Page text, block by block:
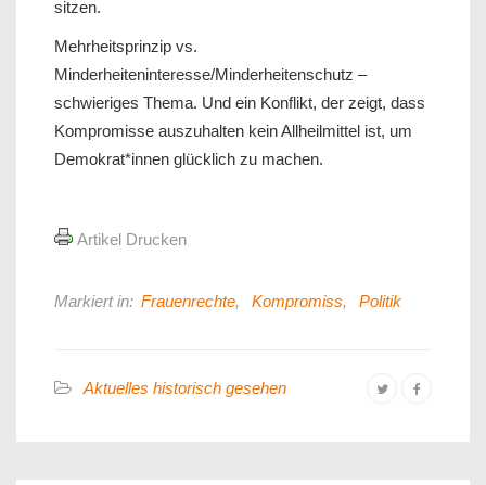
sitzen.
Mehrheitsprinzip vs.
Minderheiteninteresse/Minderheitenschutz –
schwieriges Thema. Und ein Konflikt, der zeigt, dass
Kompromisse auszuhalten kein Allheilmittel ist, um
Demokrat*innen glücklich zu machen.
Artikel Drucken
Markiert in: Frauenrechte, Kompromiss, Politik
Aktuelles historisch gesehen